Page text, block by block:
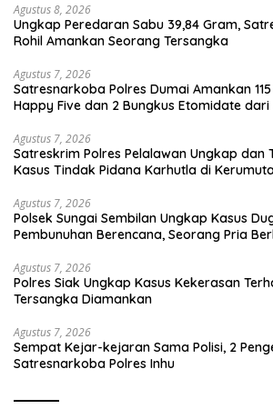
Agustus 8, 2026
Ungkap Peredaran Sabu 39,84 Gram,
Rohil Amankan Seorang Tersangka
Agustus 7, 2026
Satresnarkoba Polres Dumai Amankan 115
Happy Five dan 2 Bungkus Etomidate
Agustus 7, 2026
Satreskrim Polres Pelalawan Ungkap dan
Kasus Tindak Pidana Karhutla di
Agustus 7, 2026
Polsek Sungai Sembilan Ungkap Kasus
Pembunuhan Berencana, Seorang Pria
Agustus 7, 2026
Polres Siak Ungkap Kasus Kekerasan
Tersangka Diamankan
Agustus 7, 2026
Sempat Kejar-kejaran Sama Polisi, 2
Satresnarkoba Polres Inhu